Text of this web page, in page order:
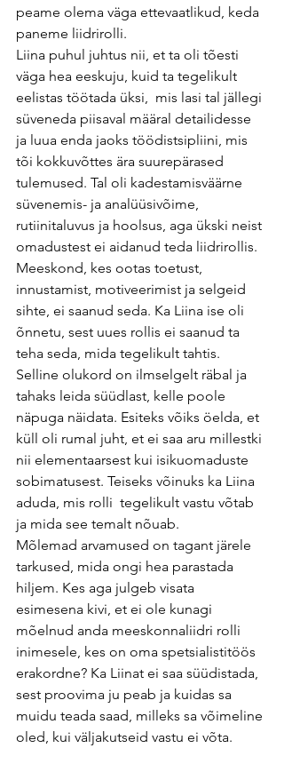
peame olema väga ettevaatlikud, keda
paneme liidrirolli.
Liina puhul juhtus nii, et ta oli tõesti
väga hea eeskuju, kuid ta tegelikult
eelistas töötada üksi,  mis lasi tal jällegi
süveneda piisaval määral detailidesse
ja luua enda jaoks töödistsipliini, mis
tõi kokkuvõttes ära suurepärased
tulemused. Tal oli kadestamisväärne
süvenemis- ja analüüsivõime,
rutiinitaluvus ja hoolsus, aga ükski neist
omadustest ei aidanud teda liidrirollis.
Meeskond, kes ootas toetust,
innustamist, motiveerimist ja selgeid
sihte, ei saanud seda. Ka Liina ise oli
õnnetu, sest uues rollis ei saanud ta
teha seda, mida tegelikult tahtis.
Selline olukord on ilmselgelt räbal ja
tahaks leida süüdlast, kelle poole
näpuga näidata. Esiteks võiks öelda, et
küll oli rumal juht, et ei saa aru millestki
nii elementaarsest kui isikuomaduste
sobimatusest. Teiseks võinuks ka Liina
aduda, mis rolli  tegelikult vastu võtab
ja mida see temalt nõuab.
Mõlemad arvamused on tagant järele
tarkused, mida ongi hea parastada
hiljem. Kes aga julgeb visata
esimesena kivi, et ei ole kunagi
mõelnud anda meeskonnaliidri rolli
inimesele, kes on oma spetsialistitöös
erakordne? Ka Liinat ei saa süüdistada,
sest proovima ju peab ja kuidas sa
muidu teada saad, milleks sa võimeline
oled, kui väljakutseid vastu ei võta.